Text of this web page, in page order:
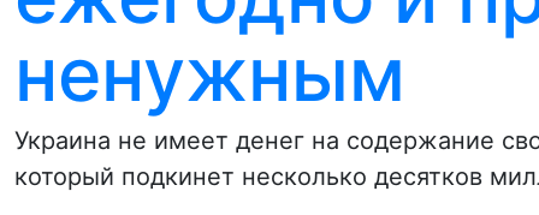
ненужным
Украина не имеет денег на содержание
который подкинет несколько десятков